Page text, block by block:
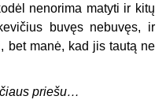
nenorima matyti ir kitų
buvęs nebuvęs, ir
bet manė, kad jis tautą ne
priešu…